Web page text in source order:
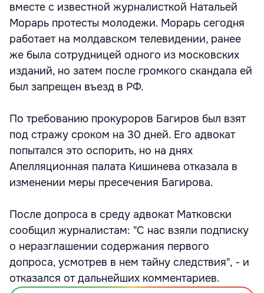
вместе с известной журналисткой Натальей
Морарь протесты молодежи. Морарь сегодня
работает на молдавском телевидении, ранее
же была сотрудницей одного из московских
изданий, но затем после громкого скандала ей
был запрещен въезд в РФ.
По требованию прокуроров Багиров был взят
под стражу сроком на 30 дней. Его адвокат
попытался это оспорить, но на днях
Апелляционная палата Кишинева отказала в
изменении меры пресечения Багирова.
После допроса в среду адвокат Матковски
сообщил журналистам: "С нас взяли подписку
о неразглашении содержания первого
допроса, усмотрев в нем тайну следствия", - и
отказался от дальнейших комментариев.